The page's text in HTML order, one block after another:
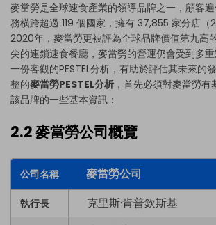
麥當勞是全球速食產業的領導品牌之一，顧客
務橫跨超過 119 個國家，擁有 37,855 家分店（
2020年，麥當勞更被評為全球品牌價值第九高
尖的連鎖速食餐廳，麥當勞的營運仍會受到多重
一份客觀的PESTEL分析，有助於評估其未來的
整的麥當勞PESTEL分析 ，首先必須對麥當勞
該品牌的一些基本資訊：
2.2 麥當勞公司概覽
公司名稱 麥當勞公司
執行長 克里斯·肯普欽斯基